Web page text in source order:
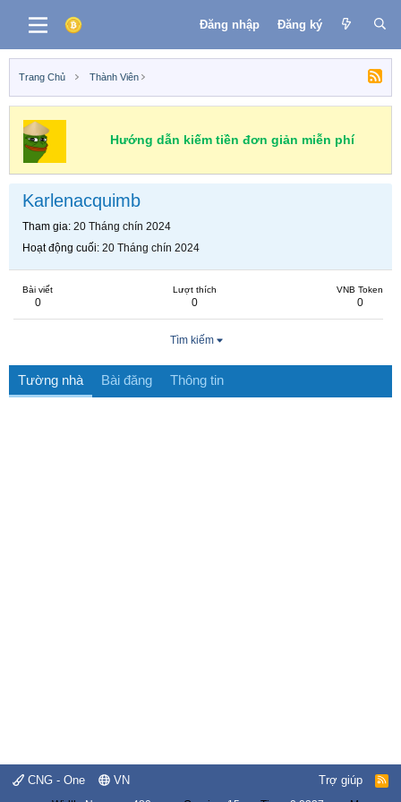
Đăng nhập Đăng ký
Trang Chủ Thành Viên
Hướng dẫn kiếm tiền đơn giản miễn phí
Karlenacquimb
Tham gia 20 Tháng chín 2024
Hoạt động cuối 20 Tháng chín 2024
Bài viết
0
Lượt thích
0
VNB Token
0
Tìm kiếm
Tường nhà Bài đăng Thông tin
CNG - One VN Trợ giúp
R